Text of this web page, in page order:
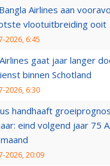
Airlines aan
vlootuitbreiding ooit
2026, 6:45
gaat jaar langer
binnen Schotland
2026, 6:30
handhaaft
eind volgend jaar 75
2026, 20:09